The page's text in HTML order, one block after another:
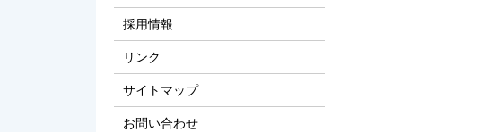
採用情報
リンク
サイトマップ
お問い合わせ